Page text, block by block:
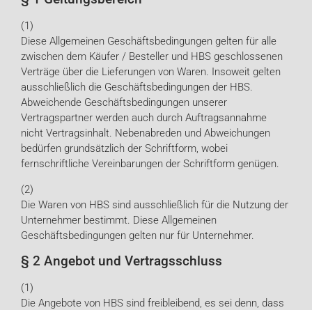
(1)
Diese Allgemeinen Geschäftsbedingungen gelten für alle
zwischen dem Käufer / Besteller und HBS geschlossenen
Verträge über die Lieferungen von Waren. Insoweit gelten
ausschließlich die Geschäftsbedingungen der HBS.
Abweichende Geschäftsbedingungen unserer
Vertragspartner werden auch durch Auftragsannahme
nicht Vertragsinhalt. Nebenabreden und Abweichungen
bedürfen grundsätzlich der Schriftform, wobei
fernschriftliche Vereinbarungen der Schriftform genügen.
(2)
Die Waren von HBS sind ausschließlich für die Nutzung der
Unternehmer bestimmt. Diese Allgemeinen
Geschäftsbedingungen gelten nur für Unternehmer.
§ 2 Angebot und Vertragsschluss
(1)
Die Angebote von HBS sind freibleibend, es sei denn, dass